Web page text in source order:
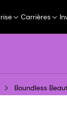
Carrières
Boundless